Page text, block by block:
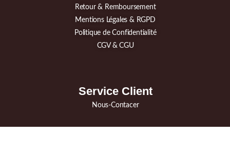
Retour & Remboursement
Mentions Légales & RGPD
Politique de Confidentialité
CGV & CGU
Service Client
Nous-Contacer